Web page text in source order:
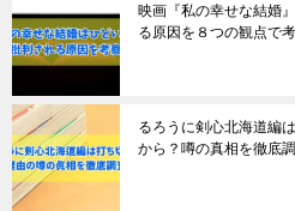
映画『私の幸せな結婚
る原因を８つの観点で
るろうに剣心北海道編
から？噂の真相を徹底